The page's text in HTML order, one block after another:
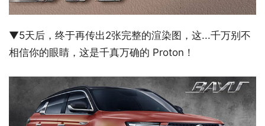
▼5天后，终于再传出2张完整的渲染图，这...千万别不
相信你的眼睛，这是千真万确的 Proton！